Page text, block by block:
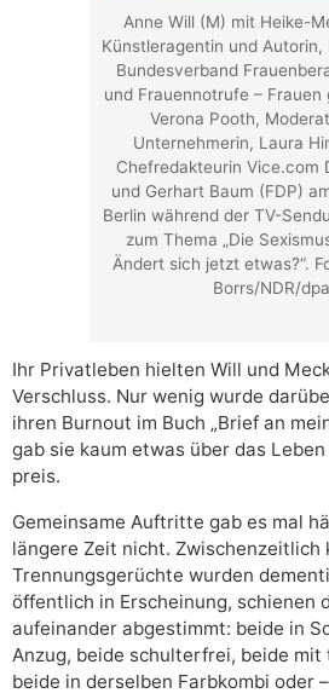
Anne Will (M) mit Heike-
Künstleragentin und Autorin,
Bundesverband
und Frauennotrufe – Frauen
Verona Pooth,
Unternehmerin, Laura
Chefredakteurin Vice.com
und Gerhart Baum (FDP)
Berlin während der TV-
zum Thema „Die
Ändert sich jetzt etwas?“.
Borrs/NDR/dpa
Ihr Privatleben hielten Will und
Verschluss. Nur wenig wurde
ihren Burnout im Buch „Brief an
gab sie kaum etwas über das
preis.
Gemeinsame Auftritte gab es mal
längere Zeit nicht. Zwischenzeitlich
Trennungsgerüchte wurden
öffentlich in Erscheinung, schienen
aufeinander abgestimmt: beide in
Anzug, beide schulterfrei, beide mit
beide in derselben Farbkombi oder